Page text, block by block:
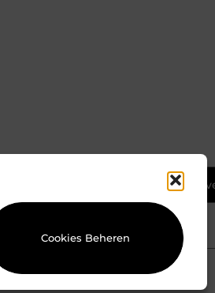
Cookies Beheren
Ga Naar
index Cookiebeleid (EU)